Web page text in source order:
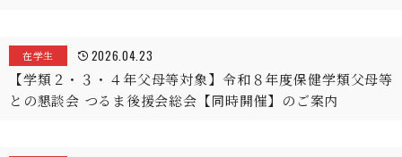
在学生 2026.04.23
【学類２・３・４年父母等対象】令和８年度保健学類父母等
との懇談会 つるま後援会総会【同時開催】のご案内